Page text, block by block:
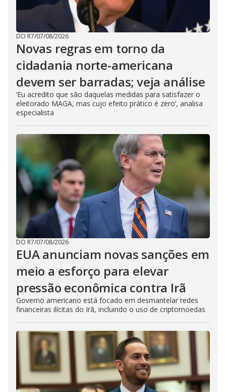
DO R7/07/08/2026
Novas regras em torno da
cidadania norte-americana
devem ser barradas; veja análise
‘Eu acredito que são daquelas medidas para satisfazer o
eleitorado MAGA, mas cujo efeito prático é zero’, analisa
especialista
DO R7/07/08/2026
EUA anunciam novas sanções em
meio a esforço para elevar
pressão econômica contra Irã
Governo americano está focado em desmantelar redes
financeiras ilícitas do Irã, incluindo o uso de criptomoedas